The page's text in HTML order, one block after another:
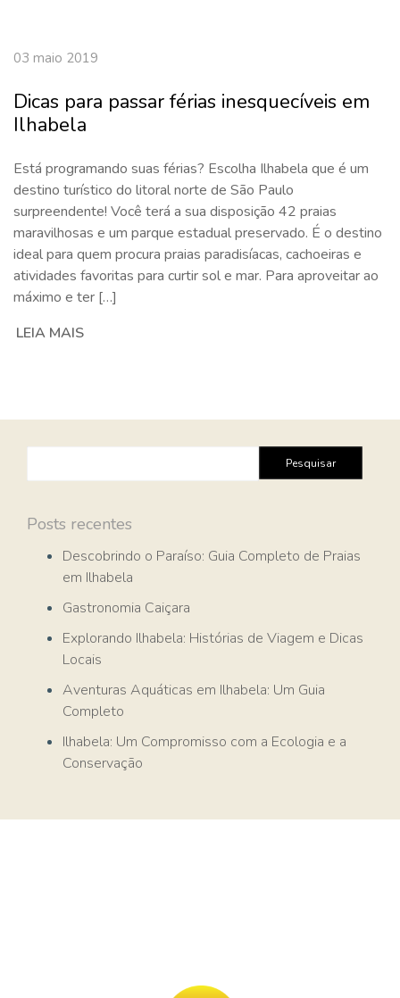
03 maio 2019
Dicas para passar férias inesquecíveis em
Ilhabela
Está programando suas férias? Escolha Ilhabela que é um
destino turístico do litoral norte de São Paulo
surpreendente! Você terá a sua disposição 42 praias
maravilhosas e um parque estadual preservado. É o destino
ideal para quem procura praias paradisíacas, cachoeiras e
atividades favoritas para curtir sol e mar. Para aproveitar ao
máximo e ter […]
LEIA MAIS
Pesquisar
por:
Posts recentes
Descobrindo o Paraíso: Guia Completo de Praias
em Ilhabela
Gastronomia Caiçara
Explorando Ilhabela: Histórias de Viagem e Dicas
Locais
Aventuras Aquáticas em Ilhabela: Um Guia
Completo
Ilhabela: Um Compromisso com a Ecologia e a
Conservação